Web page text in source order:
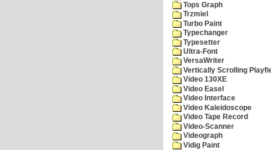
Tops Graph
Trzmiel
Turbo Paint
Typechanger
Typesetter
Ultra-Font
VersaWriter
Vertically Scrolling
Video 130XE
Video Easel
Video Interface
Video Kaleidoscope
Video Tape Record
Video-Scanner
Videograph
Vidig Paint